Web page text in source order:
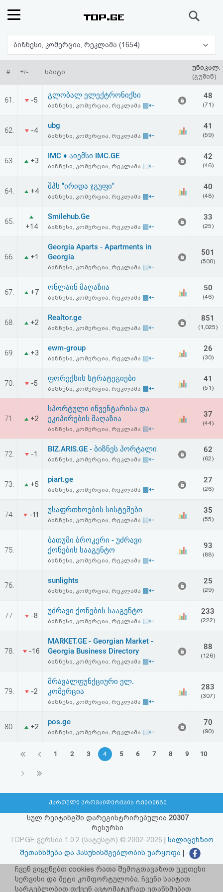
რეიტინგი
(მთავარი)
ფოსტა
პასუხი
ავტორიზაცია
რეგისტრაცია
პაროლის
აღდგენა
HTML
სალიცენზიო
შეთანხმება
პასუხისმგებლობის
უარყოფა
ბიზნესი, კომერცია, რეკლამა (1654)
# +/- საიტი
უნიკალ.
(გუშინ)
61. -5
გლობალ ელექტრონიქსი
ბიზნესი, კომერცია, რეკლამა ▤⇠
48
(71)
62. -4
ubg
ბიზნესი, კომერცია, რეკლამა ▤⇠
41
(59)
63. +3
IMC ♦ აიემსი IMC.GE
ბიზნესი, კომერცია, რეკლამა ▤⇠
42
(46)
64. +4
შპს "ირიდა ჯგუფი"
ბიზნესი, კომერცია, რეკლამა ▤⇠
40
(48)
65.
+14
Smilehub.Ge
ბიზნესი, კომერცია, რეკლამა ▤⇠
33
(25)
66. +1
Georgia Aparts - Apartments in
Georgia
ბიზნესი, კომერცია, რეკლამა ▤⇠
501
(500)
67. +7
ონლაინ მაღაზია
ბიზნესი, კომერცია, რეკლამა ▤⇠
50
(46)
68. +2
Realtor.ge
ბიზნესი, კომერცია, რეკლამა ▤⇠
851
(1,025)
69. +3
ewm-group
ბიზნესი, კომერცია, რეკლამა ▤⇠
26
(30)
70. -5
ფორექსის სტრატეგიები
ბიზნესი, კომერცია, რეკლამა ▤⇠
41
(51)
71. +2
სპორტული ინვენტარისა და
ეკიპირების მაღაზია
ბიზნესი, კომერცია, რეკლამა ▤⇠
37
(44)
72. -1
BIZ.ARIS.GE - ბიზნეს პორტალი
ბიზნესი, კომერცია, რეკლამა ▤⇠
62
(62)
73. +5
piart.ge
ბიზნესი, კომერცია, რეკლამა ▤⇠
27
(26)
74. -11
უსაფრთხოების სისტემები
ბიზნესი, კომერცია, რეკლამა ▤⇠
35
(55)
75.
ბათუმი ბროკერი - უძრავი
ქონების სააგენტო
ბიზნესი, კომერცია, რეკლამა ▤⇠
93
(88)
76.
sunlights
ბიზნესი, კომერცია, რეკლამა ▤⇠
25
(29)
77. -8
უძრავი ქონების სააგენტო
ბიზნესი, კომერცია, რეკლამა ▤⇠
233
(222)
78. -16
MARKET.GE - Georgian Market -
Georgia Business Directory
ბიზნესი, კომერცია, რეკლამა ▤⇠
88
(126)
79. -2
მრავალფუნქციური ელ.
კომერცია
ბიზნესი, კომერცია, რეკლამა ▤⇠
283
(307)
80. +2
pos.ge
ბიზნესი, კომერცია, რეკლამა ▤⇠
70
(90)
1 2 3 4 5 6 7 8 9 10
ქართული პროვაიდერების რეიტინგი
სულ რეიტინგში დარეგისტრირებულია 20307
რესურსი
TOP.GE ვერსია 1.0.2 (სატესტო) © 2002-2026
სალიცენზიო
შეთანხმება და პასუხისმგებლობის უარყოფა
facebook.com/TOP.GE
იხილეთ TOP.GE - ის ძველი ვერსია ბმულზე
ჩვენ ვიყენებთ cookies რათა შემოგთავაზოთ უკეთესი
სერვისი და მეტი კომფორტულობა. ჩვენი საიტით
სარგებლობით თქვენ ავტომატურად ეთანხმებით